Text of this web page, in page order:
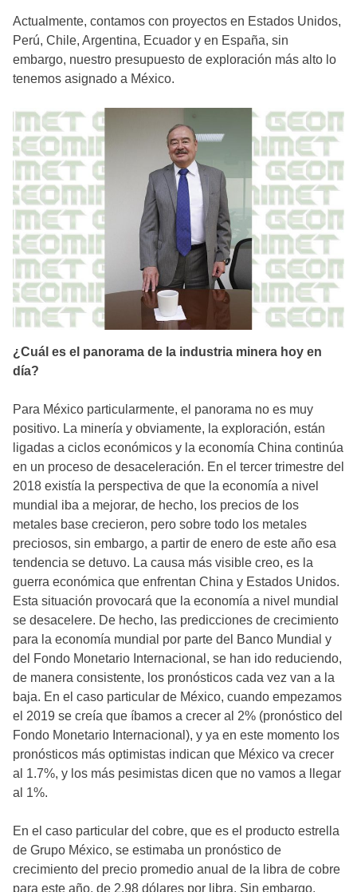
Actualmente, contamos con proyectos en Estados Unidos,
Perú, Chile, Argentina, Ecuador y en España, sin
embargo, nuestro presupuesto de exploración más alto lo
tenemos asignado a México.
¿Cuál es el panorama de la industria minera hoy en
día?
Para México particularmente, el panorama no es muy
positivo. La minería y obviamente, la exploración, están
ligadas a ciclos económicos y la economía China continúa
en un proceso de desaceleración. En el tercer trimestre del
2018 existía la perspectiva de que la economía a nivel
mundial iba a mejorar, de hecho, los precios de los
metales base crecieron, pero sobre todo los metales
preciosos, sin embargo, a partir de enero de este año esa
tendencia se detuvo. La causa más visible creo, es la
guerra económica que enfrentan China y Estados Unidos.
Esta situación provocará que la economía a nivel mundial
se desacelere. De hecho, las predicciones de crecimiento
para la economía mundial por parte del Banco Mundial y
del Fondo Monetario Internacional, se han ido reduciendo,
de manera consistente, los pronósticos cada vez van a la
baja. En el caso particular de México, cuando empezamos
el 2019 se creía que íbamos a crecer al 2% (pronóstico del
Fondo Monetario Internacional), y ya en este momento los
pronósticos más optimistas indican que México va crecer
al 1.7%, y los más pesimistas dicen que no vamos a llegar
al 1%.
En el caso particular del cobre, que es el producto estrella
de Grupo México, se estimaba un pronóstico de
crecimiento del precio promedio anual de la libra de cobre
para este año, de 2.98 dólares por libra. Sin embargo,